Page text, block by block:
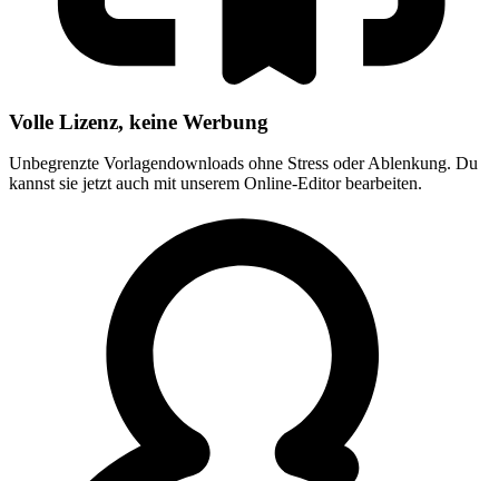
Volle Lizenz, keine Werbung
Unbegrenzte Vorlagendownloads ohne Stress oder Ablenkung. Du
kannst sie jetzt auch mit unserem Online-Editor bearbeiten.